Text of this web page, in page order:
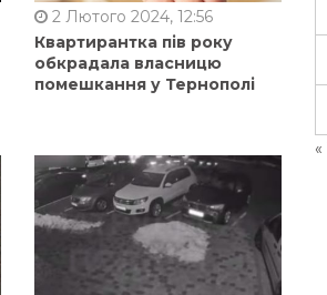
2 Лютого 2024, 12:56
Квартирантка пів року
обкрадала власницю
помешкання у Тернополі